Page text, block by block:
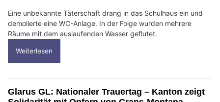
Eine unbekannte Täterschaft drang in das Schulhaus ein und
demolierte eine WC-Anlage. In der Folge wurden mehrere
Räume mit dem auslaufenden Wasser geflutet.
Weiterlesen
Glarus GL: Nationaler Trauertag – Kanton zeigt